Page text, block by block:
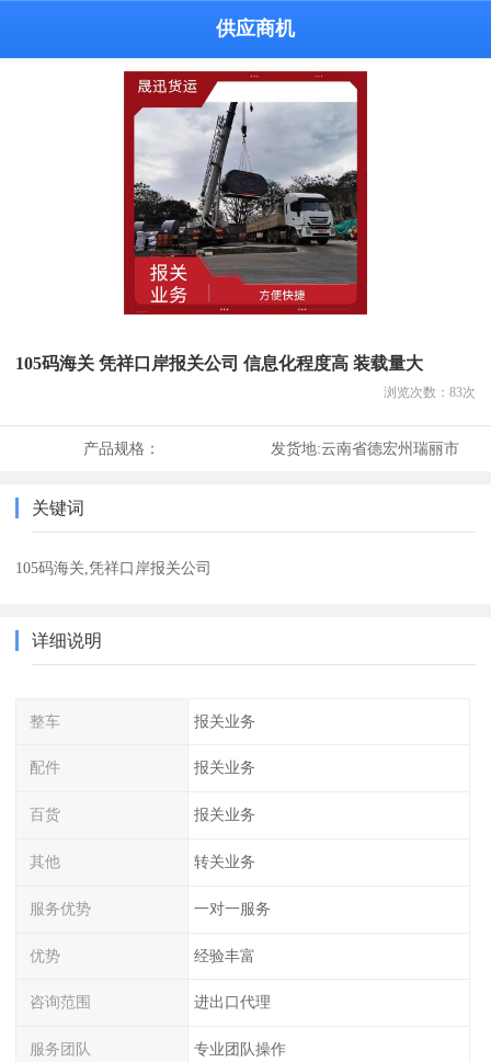
供应商机
105码海关 凭祥口岸报关公司 信息化程度高 装载量大
浏览次数： 83次
产品规格： 发货地:云南省德宏州瑞丽市
关键词
105码海关,凭祥口岸报关公司
详细说明
整车 报关业务
配件 报关业务
百货 报关业务
其他 转关业务
服务优势 一对一服务
优势 经验丰富
咨询范围 进出口代理
服务团队 专业团队操作